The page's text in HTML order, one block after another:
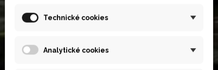
propojení těla, mysli a duše.
Technické cookies
Analytické cookies